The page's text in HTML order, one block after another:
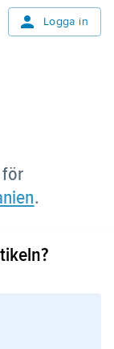
Logga in
.